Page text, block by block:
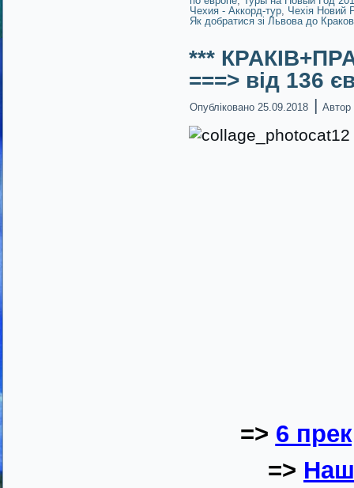
Чехия - Аккорд-тур, Чехія Новий
Як добратися зі Львова до
***
===> від 136
Опубліковано 25.09.2018 | Автор
=> 6
=> Наш